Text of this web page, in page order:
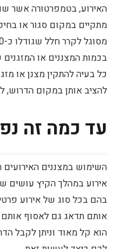
האירוע, בטמפרטורה אשר
מתקיים במקום סגור או
בכמות המצננים או
כל בעיה להתקין מצנן או
להציב אותן במקום הדרוש,
עד כמה זה
השימוש במצננים
אירוע במהלך הקיץ עושים
בהם בכל סוג של אירוע
אותם תדאג גם לאסוף
הוא קל מאוד וניתן לקבל